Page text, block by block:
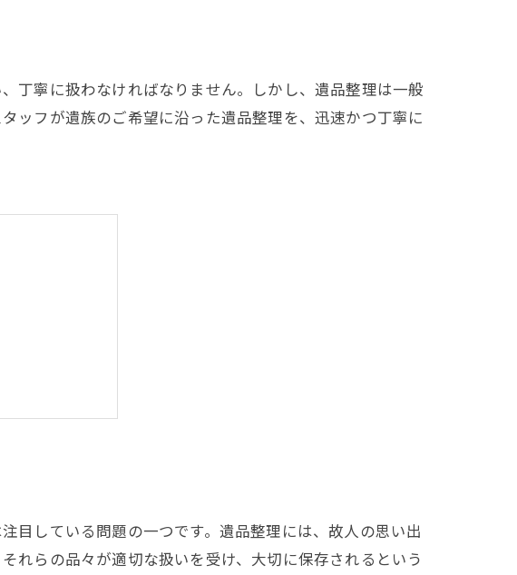
丁寧に扱わなければなりません。しかし、遺品整理は一般
ッフが遺族のご希望に沿った遺品整理を、迅速かつ丁寧に
は？
目している問題の一つです。遺品整理には、故人の思い出
れらの品々が適切な扱いを受け、大切に保存されるという